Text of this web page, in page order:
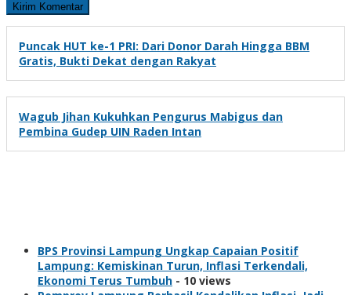
Puncak HUT ke-1 PRI: Dari Donor Darah Hingga BBM
Gratis, Bukti Dekat dengan Rakyat
Wagub Jihan Kukuhkan Pengurus Mabigus dan
Pembina Gudep UIN Raden Intan
BPS Provinsi Lampung Ungkap Capaian Positif
Lampung: Kemiskinan Turun, Inflasi Terkendali,
Ekonomi Terus Tumbuh - 10 views